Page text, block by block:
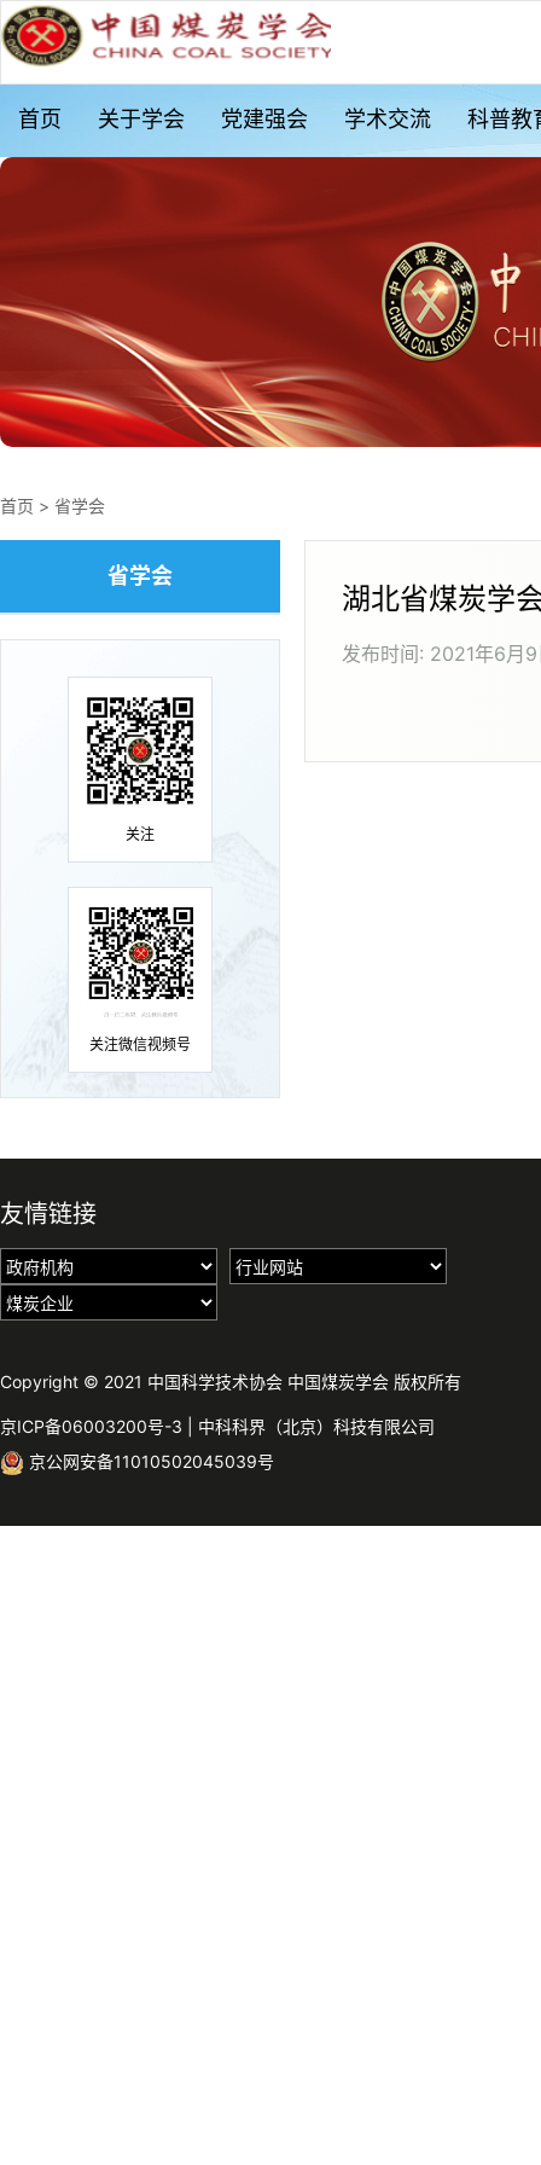
首页 关于学会 党建强会 学术交流 科普教
首页 > 省学会
省学会
关注
关注微信视频号
湖北省煤炭学
发布时间: 2021年6月9
友情链接
Copyright © 2021 中国科学技术协会 中国煤炭学会 版权所有
京ICP备06003200号-3
中科科界（北京）科技有限公司
京公网安备11010502045039号